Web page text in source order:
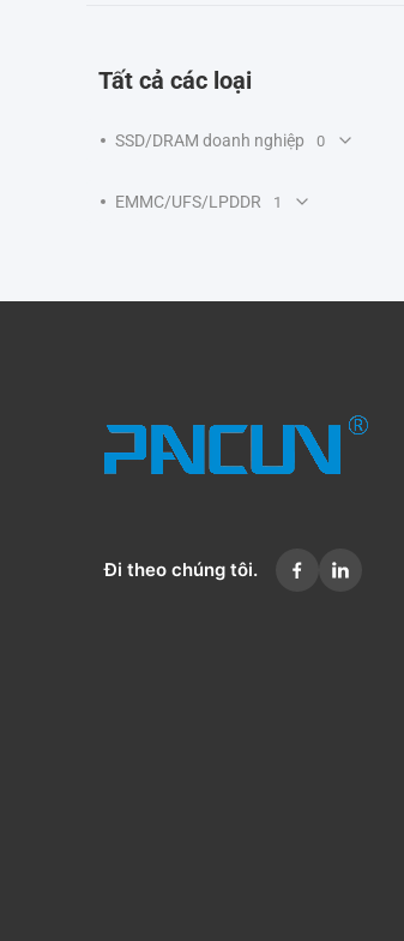
Tất cả các loại
SSD/DRAM doanh nghiệp 0
EMMC/UFS/LPDDR 1
Đi theo chúng tôi.